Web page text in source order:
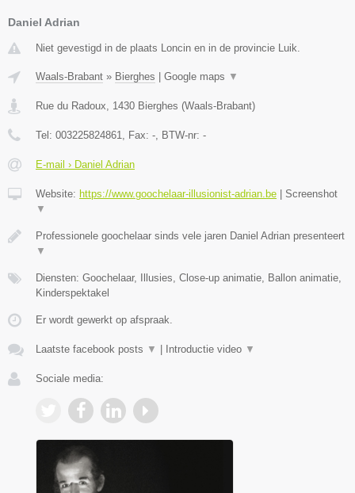
Daniel Adrian
Niet gevestigd in de plaats Loncin en in de provincie Luik.
Waals-Brabant » Bierghes Google maps ▼
Rue du Radoux 1430 Bierghes (Waals-Brabant)
Tel: 003225824861 , Fax: - , BTW-nr: -
E-mail › Daniel Adrian
Website: https://www.goochelaar-illusionist-adrian.be
Screenshot
▼
Professionele goochelaar sinds vele jaren Daniel Adrian presenteert
▼
Diensten: Goochelaar, Illusies, Close-up animatie, Ballon animatie,
Kinderspektakel
Er wordt gewerkt op afspraak.
Laatste facebook posts ▼ Introductie video ▼
Sociale media: